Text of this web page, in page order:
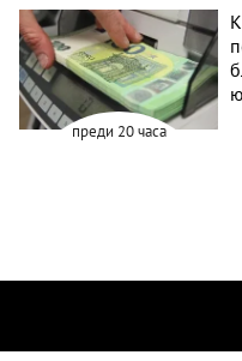
преди 20 часа